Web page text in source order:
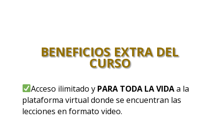
BENEFICIOS EXTRA DEL
CURSO
Acceso ilimitado y PARA TODA LA VIDAa la
plataforma virtual donde se encuentran las
lecciones en formato video.